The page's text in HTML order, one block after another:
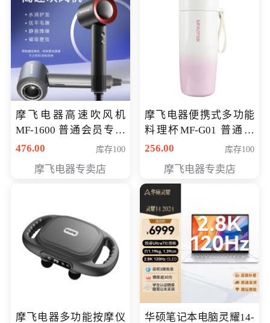
摩飞电器高速吹风机
MF-1600 普通会员专享
价298元
476.00 库存100
摩飞电器专卖店
摩飞电器便携式多功能
料理杯MF-G01 普通会
员专享价格118元
256.00 库存100
摩飞电器专卖店
摩飞电器多功能按摩仪
华硕笔记本电脑灵耀14-